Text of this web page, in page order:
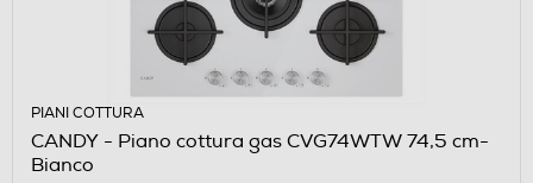
PIANI COTTURA
CANDY - Piano cottura gas CVG74WTW 74,5 cm-
Bianco